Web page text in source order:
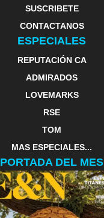
SUSCRIBETE
CONTACTANOS
ESPECIALES
REPUTACIÓN CA
ADMIRADOS
LOVEMARKS
RSE
TOM
MAS ESPECIALES...
PORTADA DEL MES